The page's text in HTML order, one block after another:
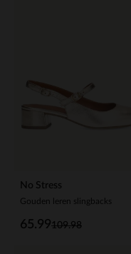
No Stress
Gouden leren slingbacks
109.98
65.99